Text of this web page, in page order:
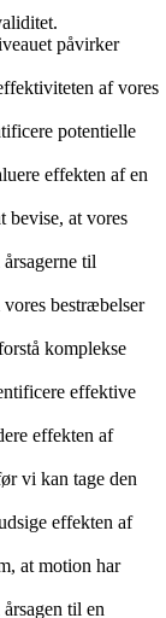
påvirker
af vores
potentielle
effekten af en
bevise, at vores
til
bestræbelser
komplekse
effektive
effekten af
vi kan tage den
effekten af
at motion har
til en